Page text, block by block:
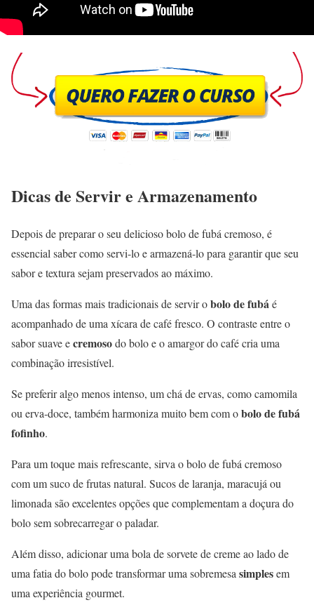
Dicas de Servir e Armazenamento
Depois de preparar o seu delicioso bolo de fubá cremoso, é
essencial saber como servi-lo e armazená-lo para garantir que seu
sabor e textura sejam preservados ao máximo.
Uma das formas mais tradicionais de servir obolo de fubáé
acompanhado de uma xícara de café fresco. O contraste entre o
sabor suave ecremosodo bolo e o amargor do café cria uma
combinação irresistível.
Se preferir algo menos intenso, um chá de ervas, como camomila
ou erva-doce, também harmoniza muito bem com obolo de fubá
fofinho.
Para um toque mais refrescante, sirva o bolo de fubá cremoso
com um suco de frutas natural. Sucos de laranja, maracujá ou
limonada são excelentes opções que complementam a doçura do
bolo sem sobrecarregar o paladar.
Além disso, adicionar uma bola de sorvete de creme ao lado de
uma fatia do bolo pode transformar uma sobremesasimplesem
uma experiência gourmet.